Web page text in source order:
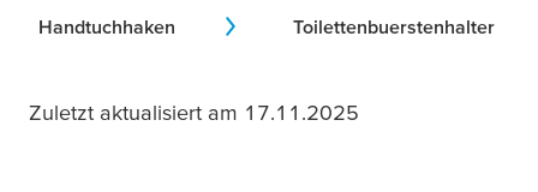
Handtuchhaken Toilettenbuerstenhalter
Zuletzt aktualisiert am 17.11.2025